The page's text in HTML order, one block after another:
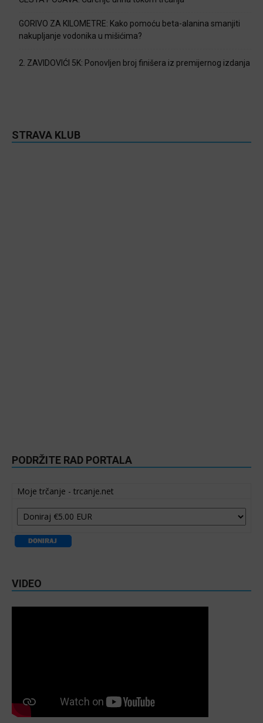
GORIVO ZA KILOMETRE: Kako pomoću beta-alanina smanjiti
nakupljanje vodonika u mišićima?
2. ZAVIDOVIĆI 5K: Ponovljen broj finišera iz premijernog izdanja
STRAVA KLUB
PODRŽITE RAD PORTALA
Moje trčanje - trcanje.net
VIDEO